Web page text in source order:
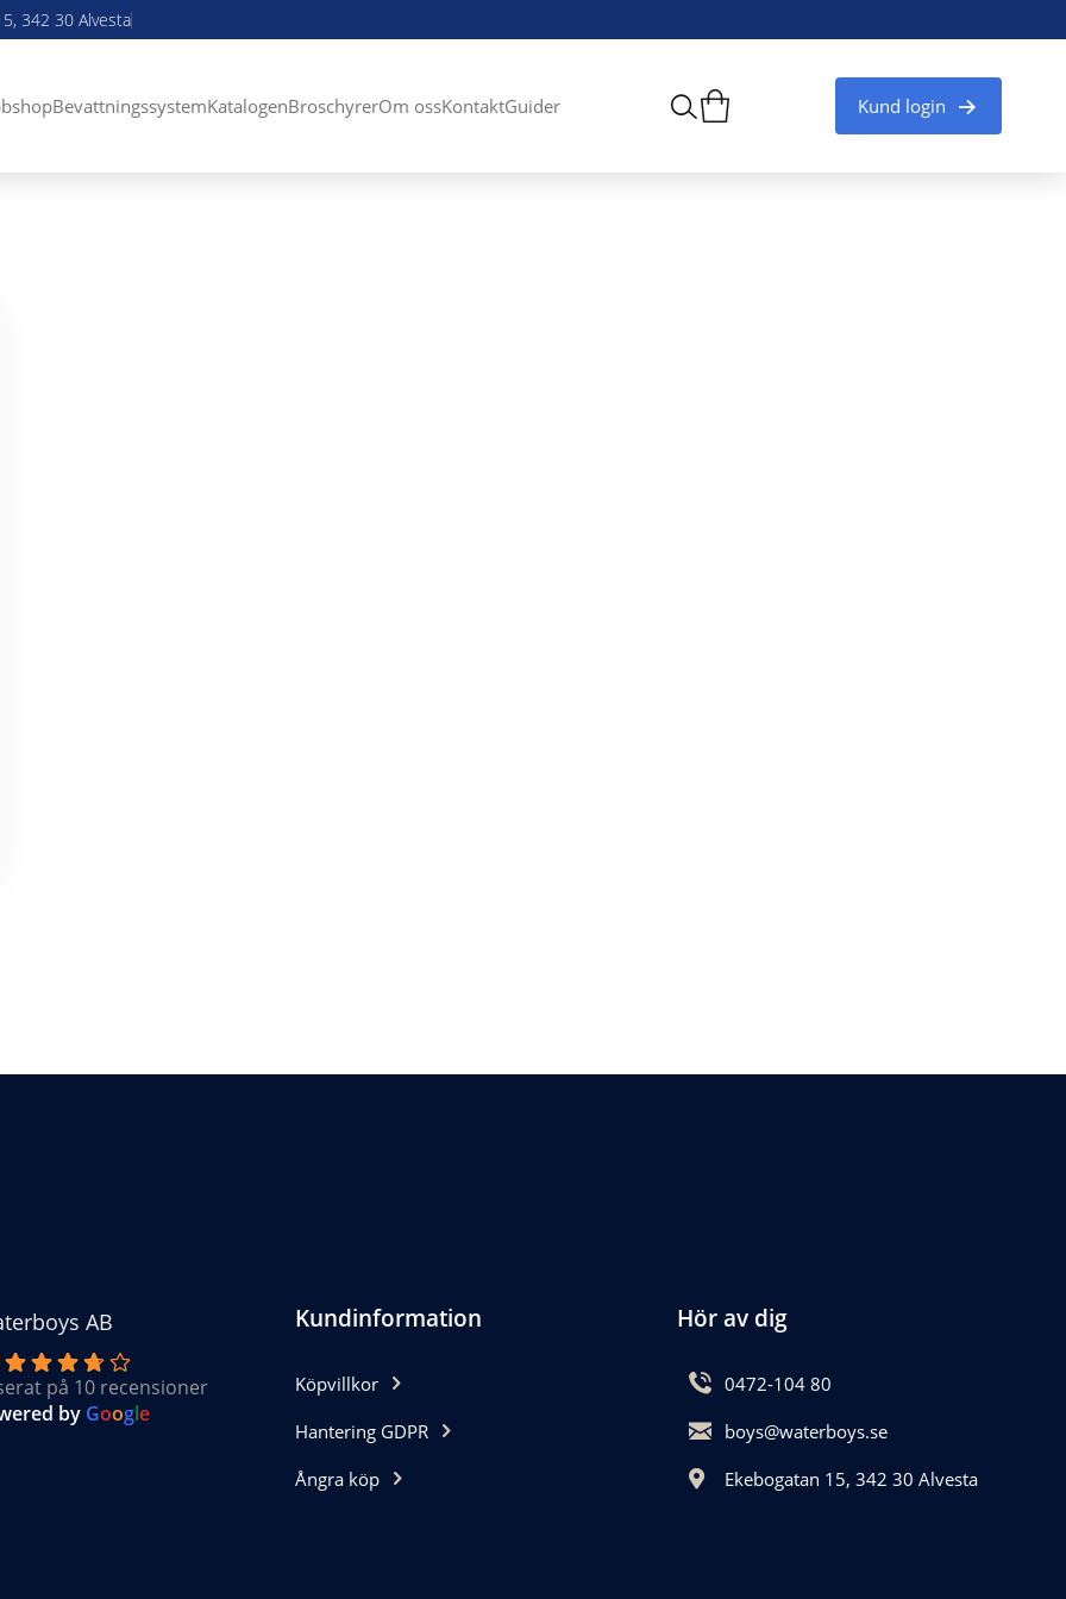
342 30 Alvesta
BevattningssystemKatalogenBroschyrerOm ossKontaktGuider Kund login
AB
på 10 recensioner
by Google
Kundinformation
Köpvillkor
Hantering GDPR
Ångra köp
Hör av dig
0472-104 80
boys@waterboys.se
Ekebogatan 15, 342 30 Alvesta